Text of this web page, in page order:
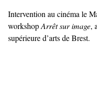
Intervention au cinéma le
workshopArrêt sur image,
supérieure d’arts de Brest.